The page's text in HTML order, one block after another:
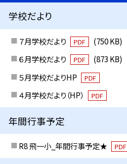
学校だより
７月学校だより PDF
(750 KB)
６月学校だより
PDF
(873 KB)
５月学校だよりHP
PDF
４月学校だより（HP） PDF
年間行事予定
R8 飛一小_年間行事予定★ PDF